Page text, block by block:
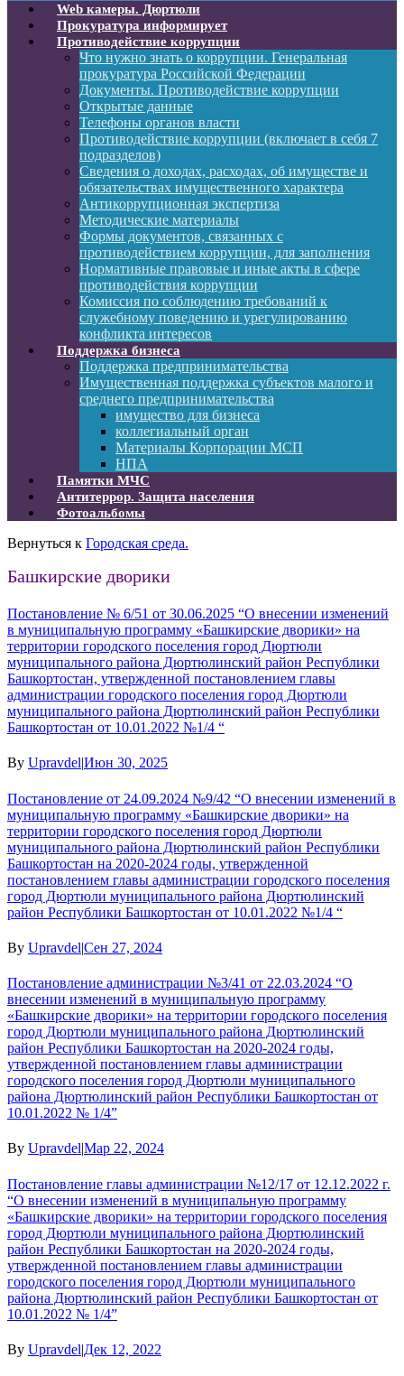
Web камеры. Дюртюли
Прокуратура информирует
Противодействие коррупции
Что нужно знать о коррупции. Генеральная
прокуратура Российской Федерации
Документы. Противодействие коррупции
Открытые данные
Телефоны органов власти
Противодействие коррупции (включает в себя 7
подразделов)
Сведения о доходах, расходах, об имуществе и
обязательствах имущественного характера
Антикоррупционная экспертиза
Методические материалы
Формы документов, связанных с
противодействием коррупции, для заполнения
Нормативные правовые и иные акты в сфере
противодействия коррупции
Комиссия по соблюдению требований к
служебному поведению и урегулированию
конфликта интересов
Поддержка бизнеса
Поддержка предпринимательства
Имущественная поддержка субъектов малого и
среднего предпринимательства
имущество для бизнеса
коллегиальный орган
Материалы Корпорации МСП
НПА
Памятки МЧС
Антитеррор. Защита населения
Фотоальбомы
Вернуться к Городская среда.
Башкирские дворики
Постановление № 6/51 от 30.06.2025 “О внесении изменений
в муниципальную программу «Башкирские дворики» на
территории городского поселения город Дюртюли
муниципального района Дюртюлинский район Республики
Башкортостан, утвержденной постановлением главы
администрации городского поселения город Дюртюли
муниципального района Дюртюлинский район Республики
Башкортостан от 10.01.2022 №1/4 “
By Upravdel|Июн 30, 2025
Постановление от 24.09.2024 №9/42 “О внесении изменений в
муниципальную программу «Башкирские дворики» на
территории городского поселения город Дюртюли
муниципального района Дюртюлинский район Республики
Башкортостан на 2020-2024 годы, утвержденной
постановлением главы администрации городского поселения
город Дюртюли муниципального района Дюртюлинский
район Республики Башкортостан от 10.01.2022 №1/4 “
By Upravdel|Сен 27, 2024
Постановление администрации №3/41 от 22.03.2024 “О
внесении изменений в муниципальную программу
«Башкирские дворики» на территории городского поселения
город Дюртюли муниципального района Дюртюлинский
район Республики Башкортостан на 2020-2024 годы,
утвержденной постановлением главы администрации
городского поселения город Дюртюли муниципального
района Дюртюлинский район Республики Башкортостан от
10.01.2022 № 1/4”
By Upravdel|Мар 22, 2024
Постановление главы администрации №12/17 от 12.12.2022 г.
“О внесении изменений в муниципальную программу
«Башкирские дворики» на территории городского поселения
город Дюртюли муниципального района Дюртюлинский
район Республики Башкортостан на 2020-2024 годы,
утвержденной постановлением главы администрации
городского поселения город Дюртюли муниципального
района Дюртюлинский район Республики Башкортостан от
10.01.2022 № 1/4”
By Upravdel|Дек 12, 2022